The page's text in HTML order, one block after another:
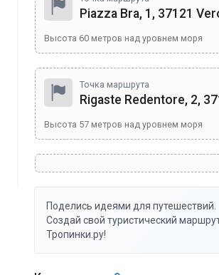
Piazza Bra, 1, 37121
Высота 60 метров над уровнем моря
Точка маршрута
Rigaste Redentore, 2,
Высота 57 метров над уровнем моря
Поделись идеями для путешествий.
Создай свой туристический
Тропинки.ру!